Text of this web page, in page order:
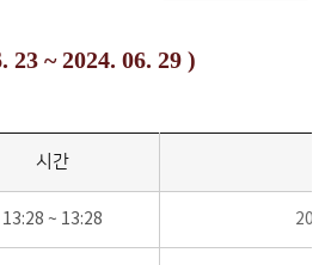
23 ~ 2024. 06. 29 )
시간
13:28 ~ 13:28